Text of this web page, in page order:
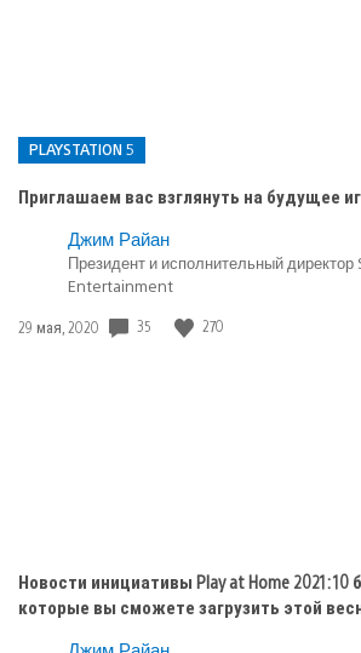
PLAYSTATION 5
Приглашаем вас взглянуть на будущее
Опубликовано
PlayStation
5
Джим Райан
Президент и исполнительный
Entertainment
Дата
29 мая, 2020 35 270
Новости инициативы Play at Home 2021: 10
которые вы сможете загрузить этой